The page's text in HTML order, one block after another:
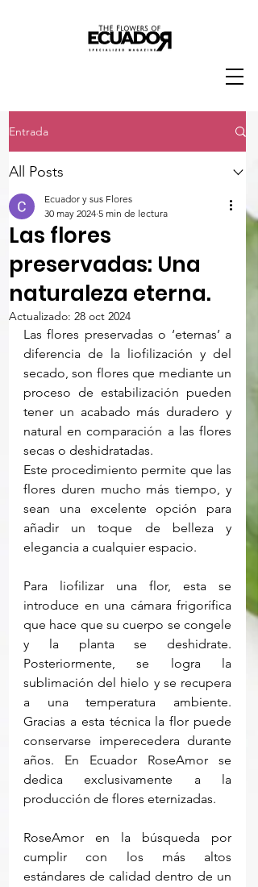
Entrada
All Posts
Las flores
preservadas: Una
naturaleza eterna.
Ecuador y sus Flores
30 may 2024 5 min de lectura
Actualizado: 28 oct 2024
Las flores preservadas o ‘eternas’ a
diferencia de la liofilización y del
secado, son flores que mediante un
proceso de estabilización pueden
tener un acabado más duradero y
natural en comparación a las flores
secas o deshidratadas.
Este procedimiento permite que las
flores duren mucho más tiempo, y
sean una excelente opción para
añadir un toque de belleza y
elegancia a cualquier espacio.
Para liofilizar una flor, esta se
introduce en una cámara frigorífica
que hace que su cuerpo se congele
y la planta se deshidrate.
Posteriormente, se logra la
sublimación del hielo y se recupera
a una temperatura ambiente.
Gracias a esta técnica la flor puede
conservarse imperecedera durante
años. En Ecuador RoseAmor se
dedica exclusivamente a la
producción de flores eternizadas.
RoseAmor en la búsqueda por
cumplir con los más altos
estándares de calidad dentro de un